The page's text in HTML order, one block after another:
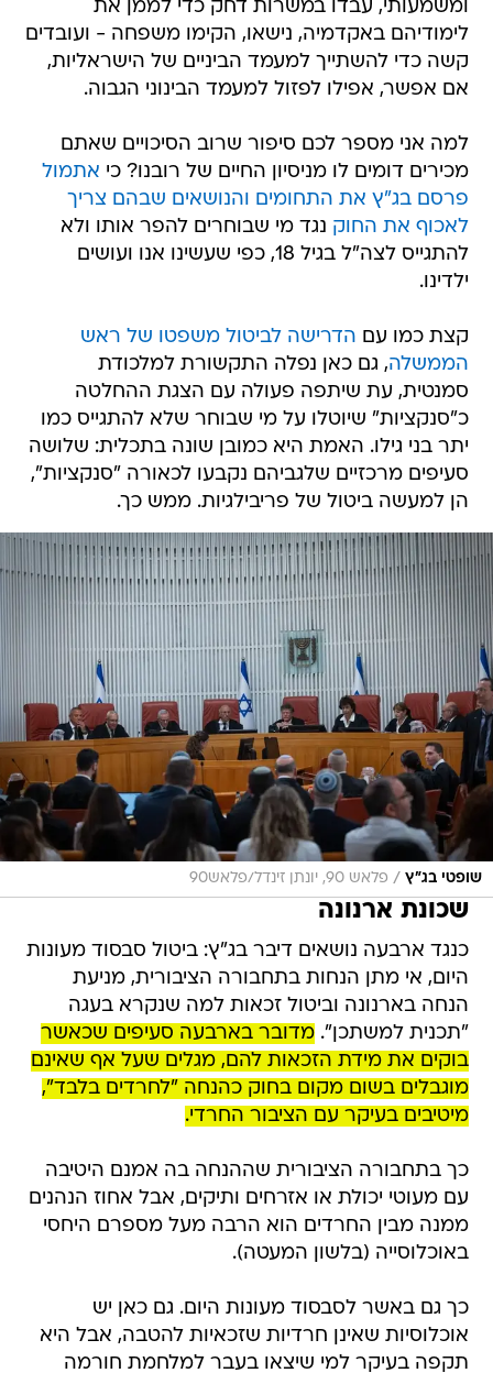
ומשמעותי, עבדו במשרות דחק כדי לממן את
לימודיהם באקדמיה, נישאו, הקימו משפחה - ועובדים
קשה כדי להשתייך למעמד הביניים של הישראליות,
אם אפשר, אפילו לפזול למעמד הבינוני הגבוה.
למה אני מספר לכם סיפור שרוב הסיכויים שאתם
מכירים דומים לו מניסיון החיים של רובנו? כי אתמול
פרסם בג"ץ את התחומים והנושאים שבהם צריך
לאכוף את החוק נגד מי שבוחרים להפר אותו ולא
להתגייס לצה"ל בגיל 18, כפי שעשינו אנו ועושים
ילדינו.
קצת כמו עם הדרישה לביטול משפטו של ראש
הממשלה, גם כאן נפלה התקשורת למלכודת
סמנטית, עת שיתפה פעולה עם הצגת ההחלטה
כ"סנקציות" שיוטלו על מי שבוחר שלא להתגייס כמו
יתר בני גילו. האמת היא כמובן שונה בתכלית: שלושה
סעיפים מרכזיים שלגביהם נקבעו לכאורה "סנקציות",
הן למעשה ביטול של פריבילגיות. ממש כך.
שופטי בג"ץ / פלאש 90, יונתן זינדל/פלאש90
שכונת ארנונה
כנגד ארבעה נושאים דיבר בג"ץ: ביטול סבסוד מעונות
היום, אי מתן הנחות בתחבורה הציבורית, מניעת
הנחה בארנונה וביטול זכאות למה שנקרא בעגה
"תכנית למשתכן".מדובר בארבעה סעיפים שכאשר
בוקים את מידת הזכאות להם, מגלים שעל אף שאינם
מוגבלים בשום מקום בחוק כהנחה "לחרדים בלבד",
מיטיבים בעיקר עם הציבור החרדי.
כך בתחבורה הציבורית שההנחה בה אמנם היטיבה
עם מעוטי יכולת או אזרחים ותיקים, אבל אחוז הנהנים
ממנה מבין החרדים הוא הרבה מעל מספרם היחסי
באוכלוסייה (בלשון המעטה).
כך גם באשר לסבסוד מעונות היום. גם כאן יש
אוכלוסיות שאינן חרדיות שזכאיות להטבה, אבל היא
תקפה בעיקר למי שיצאו בעבר למלחמת חורמה